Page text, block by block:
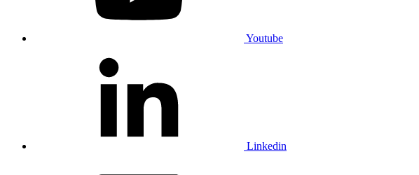
Youtube
Linkedin